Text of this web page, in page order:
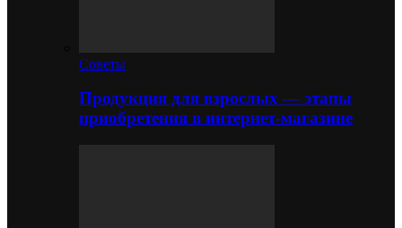
Советы
Продукция для взрослых — этапы
приобретения в интернет-магазине